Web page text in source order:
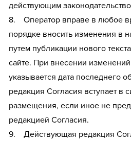
действующим
8. Оператор вправе в любое
порядке вносить изменения в
путем публикации нового
сайте. При внесении
указывается дата последнего
редакция Согласия вступает в
размещения, если иное не
редакцией Согласия.
9. Действующая редакция